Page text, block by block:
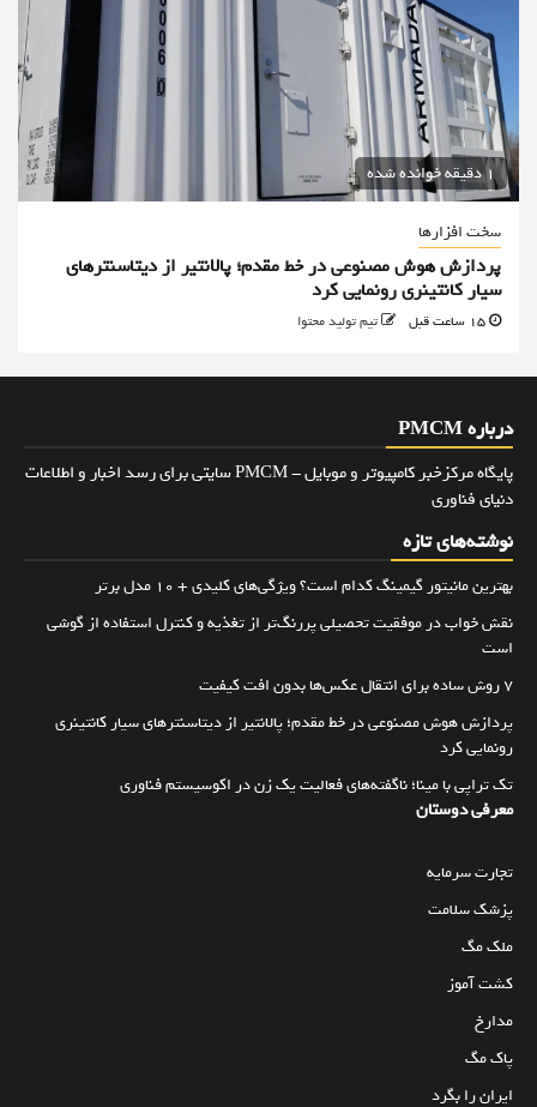
1 دقیقه خوانده شده
سخت افزارها
پردازش هوش مصنوعی در خط مقدم؛ پالانتیر از دیتاسنترهای
سیار کانتینری رونمایی کرد
تیم تولید محتوا
درباره PMCM
پایگاه مرکزخبر کامپیوتر و موبایل - PMCM سایتی برای رسد اخبار و اطلاعات
دنیای فناوری
نوشته‌های تازه
بهترین مانیتور گیمینگ کدام است؟ ویژگی‌های کلیدی + 10 مدل برتر
نقش خواب در موفقیت تحصیلی پررنگ‌تر از تغذیه و کنترل استفاده از گوشی
است
۷ روش ساده برای انتقال عکس‌ها بدون افت کیفیت
پردازش هوش مصنوعی در خط مقدم؛ پالانتیر از دیتاسنترهای سیار کانتینری
رونمایی کرد
تک تراپی با مینا؛ ناگفته‌های فعالیت یک زن در اکوسیستم فناوری
معرفی دوستان
تجارت سرمایه
پزشک سلامت
ملک مگ
کشت آموز
مدارخ
پاک مگ
ایران را بگرد